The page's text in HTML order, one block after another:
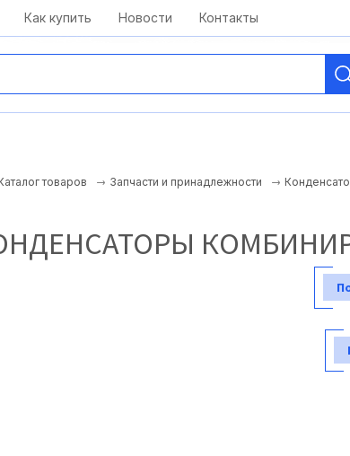
kai@antelcom.ru c 08:00 до 20:00
Как купить Новости Контакты
товаров Запчасти и принадлежности